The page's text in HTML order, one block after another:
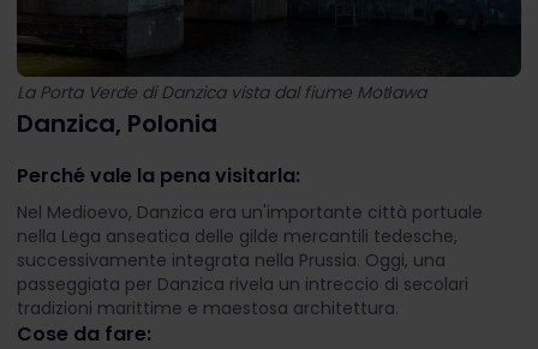
La Porta Verde di Danzica vista dal fiume Motława
Danzica, Polonia
Perché vale la pena visitarla:
Nel Medioevo, Danzica era un'importante città portuale
nella Lega anseatica delle gilde mercantili tedesche,
successivamente integrata nella Prussia. Oggi, una
passeggiata per Danzica rivela un intreccio di secolari
tradizioni marittime e maestosa architettura.
Cose da fare: